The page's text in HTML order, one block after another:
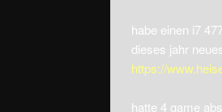
habe einen i7
dieses jahr
https://
hatte 4 game